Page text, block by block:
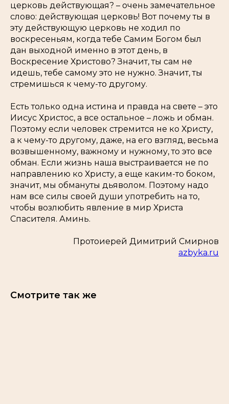
церковь действующая? – очень замечательное
слово: действующая церковь! Вот почему ты в
эту действующую церковь не ходил по
воскресеньям, когда тебе Самим Богом был
дан выходной именно в этот день, в
Воскресение Христово? Значит, ты сам не
идешь, тебе самому это не нужно. Значит, ты
стремишься к чему-то другому.
Есть только одна истина и правда на свете – это
Иисус Христос, а все остальное – ложь и обман.
Поэтому если человек стремится не ко Христу,
а к чему-то другому, даже, на его взгляд, весьма
возвышенному, важному и нужному, то это все
обман. Если жизнь наша выстраивается не по
направлению ко Христу, а еще каким-то боком,
значит, мы обмануты дьяволом. Поэтому надо
нам все силы своей души употребить на то,
чтобы возлюбить явление в мир Христа
Спасителя. Аминь.
Протоиерей Димитрий Смирнов
azbyka.ru
Смотрите так же